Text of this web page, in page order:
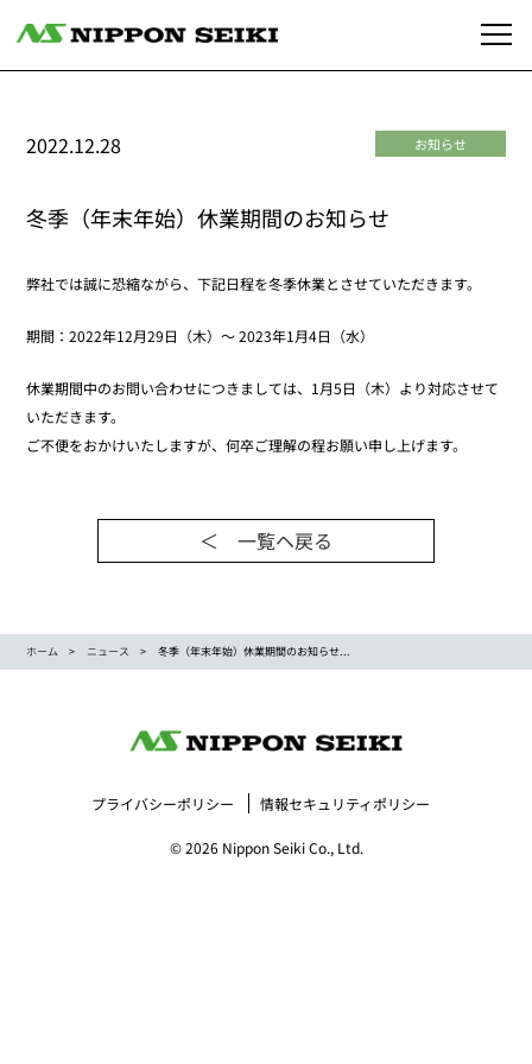
お知らせ
2022.12.28
冬季（年末年始）休業期間のお知らせ
弊社では誠に恐縮ながら、下記日程を冬季休業とさせていただきます。
期間：2022年12月29日（木）〜 2023年1月4日（水）
休業期間中のお問い合わせにつきましては、1月5日（木）より対応させて
いただきます。
ご不便をおかけいたしますが、何卒ご理解の程お願い申し上げます。
＜ 一覧ヘ戻る
ホーム ニュース 冬季（年末年始）休業期間のお知らせ...
プライバシーポリシー 情報セキュリティポリシー
© 2026 Nippon Seiki Co., Ltd.